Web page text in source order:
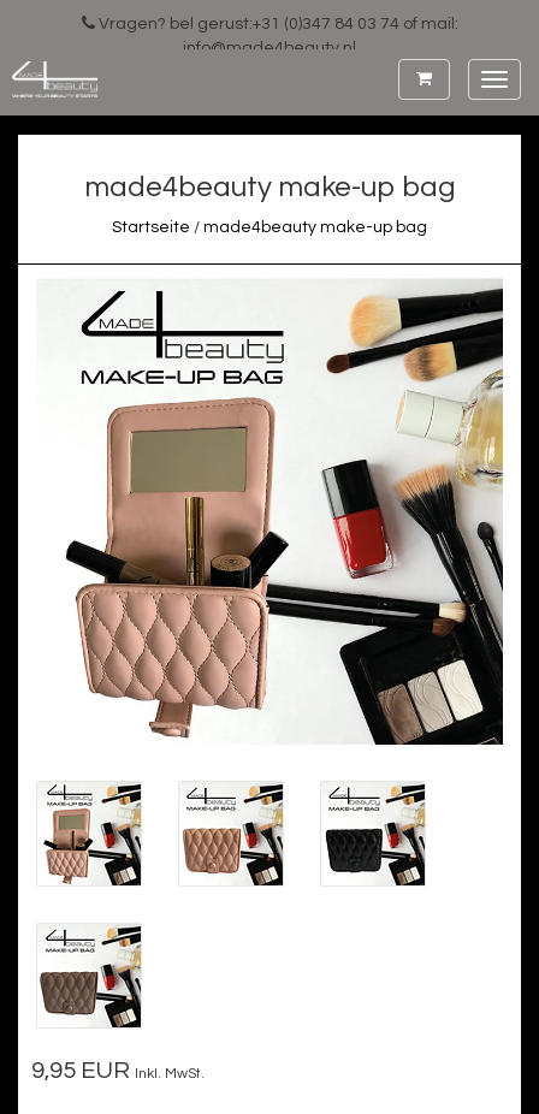
Vragen? bel gerust:+31 (0)347 84 03 74 of mail:
info@made4beauty.nl
made4beauty make-up bag
Startseite / made4beauty make-up bag
9,95 EUR Inkl. MwSt.